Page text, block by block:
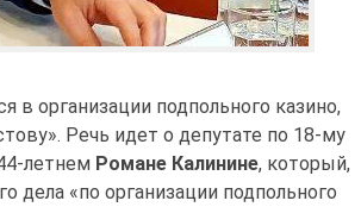
в организации подпольного казино,
Речь идет о депутате по 18-му
летнем Романе Калинине, который,
дела «по организации подпольного